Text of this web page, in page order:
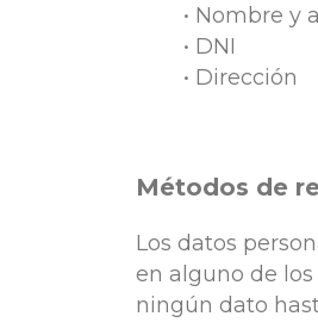
• Nombre y
• DNI
• Dirección
Métodos de
Los datos
en alguno de
ningún dato